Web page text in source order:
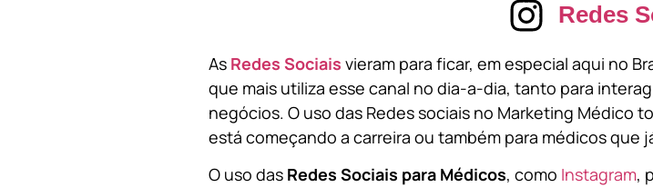
Redes
As Redes Sociais vieram para ficar, em especial aqui no
que mais utiliza esse canal no dia-a-dia, tanto para
negócios. O uso das Redes sociais no Marketing Médico
está começando a carreira ou também para médicos que
O uso das Redes Sociais para Médicos, como Instagram,